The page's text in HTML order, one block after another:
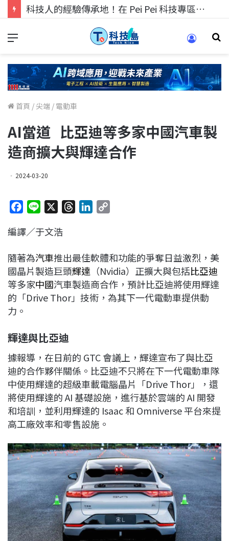
科技人的經驗傳承地！在 Pei Pei 科技專區，與學弟妹交流最硬核的技術
首頁 /尖端 / 電動車
AI當道 比亞迪等多家中國汽車製
造商擴大與輝達合作
2024-03-20
c
b
o
o
k
n
a
d
s
e
d
I
n
L
i
n
k
編譯／于文浩
隨著為汽車推出最佳軟體和功能的爭奪日益激烈，美
國晶片製造巨頭輝達 （Nvidia）正擴大與包括比亞迪
等多家中國汽車製造商合作，預計比亞迪將使用輝達
的「Drive Thor」技術，為其下一代電動車提供動
力。
輝達與比亞迪
據報導，在日前的 GTC 會議上，輝達宣布了與比亞
迪的合作夥伴關係。比亞迪不只將在下一代電動車隊
中使用輝達的超級車載電腦晶片「Drive Thor」，還
將使用輝達的 AI 基礎設施，進行基於雲端的 AI 開發
和培訓，並利用輝達的 Isaac 和 Omniverse 平台來提
高工廠效率和零售設施。